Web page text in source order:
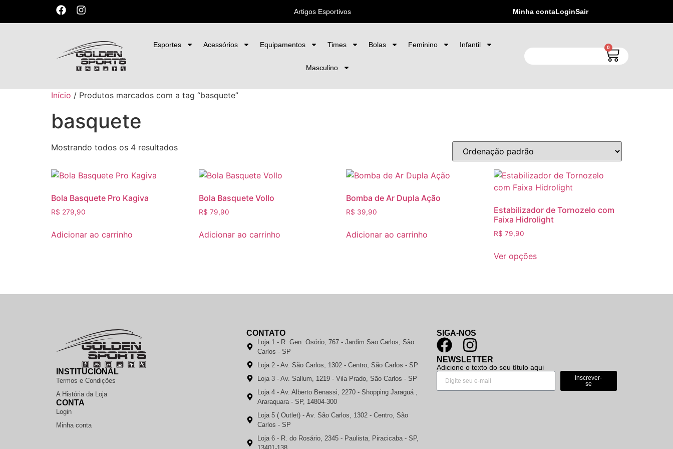
Artigos Esportivos de Todos os Departamentos
Minha contaLoginSair
Esportes Acessórios Equipamentos Times Bolas Feminino Infantil
Masculino
0
Início / Produtos marcados com a tag “basquete”
basquete
Mostrando todos os 4 resultados
Bola Basquete Pro Kagiva
R$ 279,90
Adicionar ao carrinho
Bola Basquete Vollo
R$ 79,90
Adicionar ao carrinho
Bomba de Ar Dupla Ação
R$ 39,90
Adicionar ao carrinho
Estabilizador de Tornozelo com
Faixa Hidrolight
R$ 79,90
Ver opções
INSTITUCIONAL
Termos e Condições
A História da Loja
CONTA
Login
Minha conta
CONTATO
Loja 1 - R. Gen. Osório, 767 - Jardim Sao Carlos, São
Carlos - SP
Loja 2 - Av. São Carlos, 1302 - Centro, São Carlos - SP
Loja 3 - Av. Sallum, 1219 - Vila Prado, São Carlos - SP
Loja 4 - Av. Alberto Benassi, 2270 - Shopping Jaraguá ,
Araraquara - SP, 14804-300
Loja 5 ( Outlet) - Av. São Carlos, 1302 - Centro, São
Carlos - SP
Loja 6 - R. do Rosário, 2345 - Paulista, Piracicaba - SP,
SIGA-NOS
NEWSLETTER
Adicione o texto do seu título aqui
Inscrever-
se